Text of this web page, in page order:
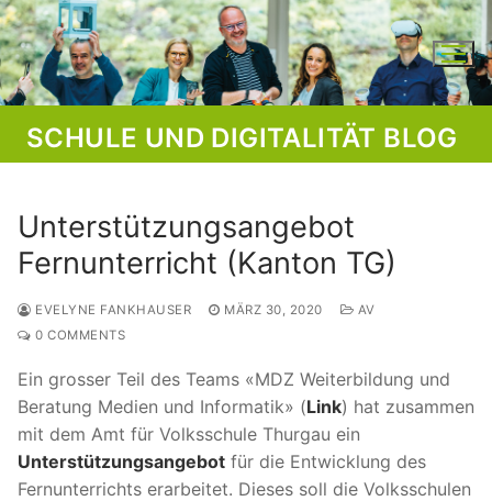
Skip
to
content
SCHULE UND DIGITALITÄT BLOG
Unterstützungsangebot
Fernunterricht (Kanton TG)
EVELYNE FANKHAUSER MÄRZ 30, 2020
AV
0 COMMENTS
Ein grosser Teil des Teams «MDZ Weiterbildung und
Beratung Medien und Informatik» (Link) hat zusammen
mit dem Amt für Volksschule Thurgau ein
Unterstützungsangebot für die Entwicklung des
Fernunterrichts erarbeitet. Dieses soll die Volksschulen